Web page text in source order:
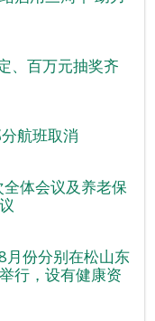
、百万元抽奖齐
航班取消
体会议及养老保
月份分别在松山东
行，设有健康资